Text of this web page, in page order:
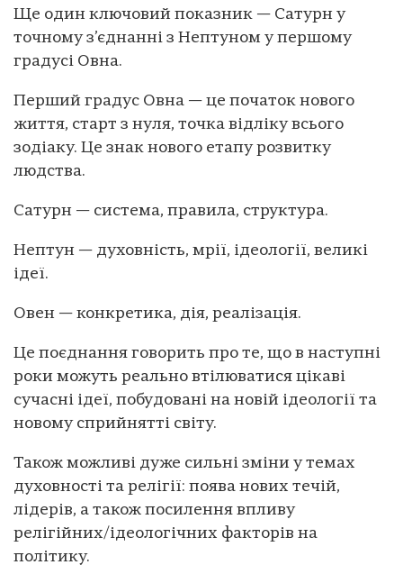
Ще один ключовий показник — Сатурн у
точному з’єднанні з Нептуном у першому
градусі Овна.
Перший градус Овна — це початок нового
життя, старт з нуля, точка відліку всього
зодіаку. Це знак нового етапу розвитку
людства.
Сатурн — система, правила, структура.
Нептун — духовність, мрії, ідеології, великі
ідеї.
Овен — конкретика, дія, реалізація.
Це поєднання говорить про те, що в наступні
роки можуть реально втілюватися цікаві
сучасні ідеї, побудовані на новій ідеології та
новому сприйнятті світу.
Також можливі дуже сильні зміни у темах
духовності та релігії: поява нових течій,
лідерів, а також посилення впливу
релігійних/ідеологічних факторів на
політику.